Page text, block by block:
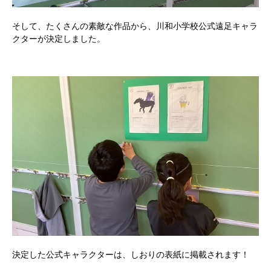
そして、たくさんの素敵な作品から、川和小学校公式遠足キャラ
クターが決定しました。
決定した公式キャラクターは、しおりの表紙に掲載されます！